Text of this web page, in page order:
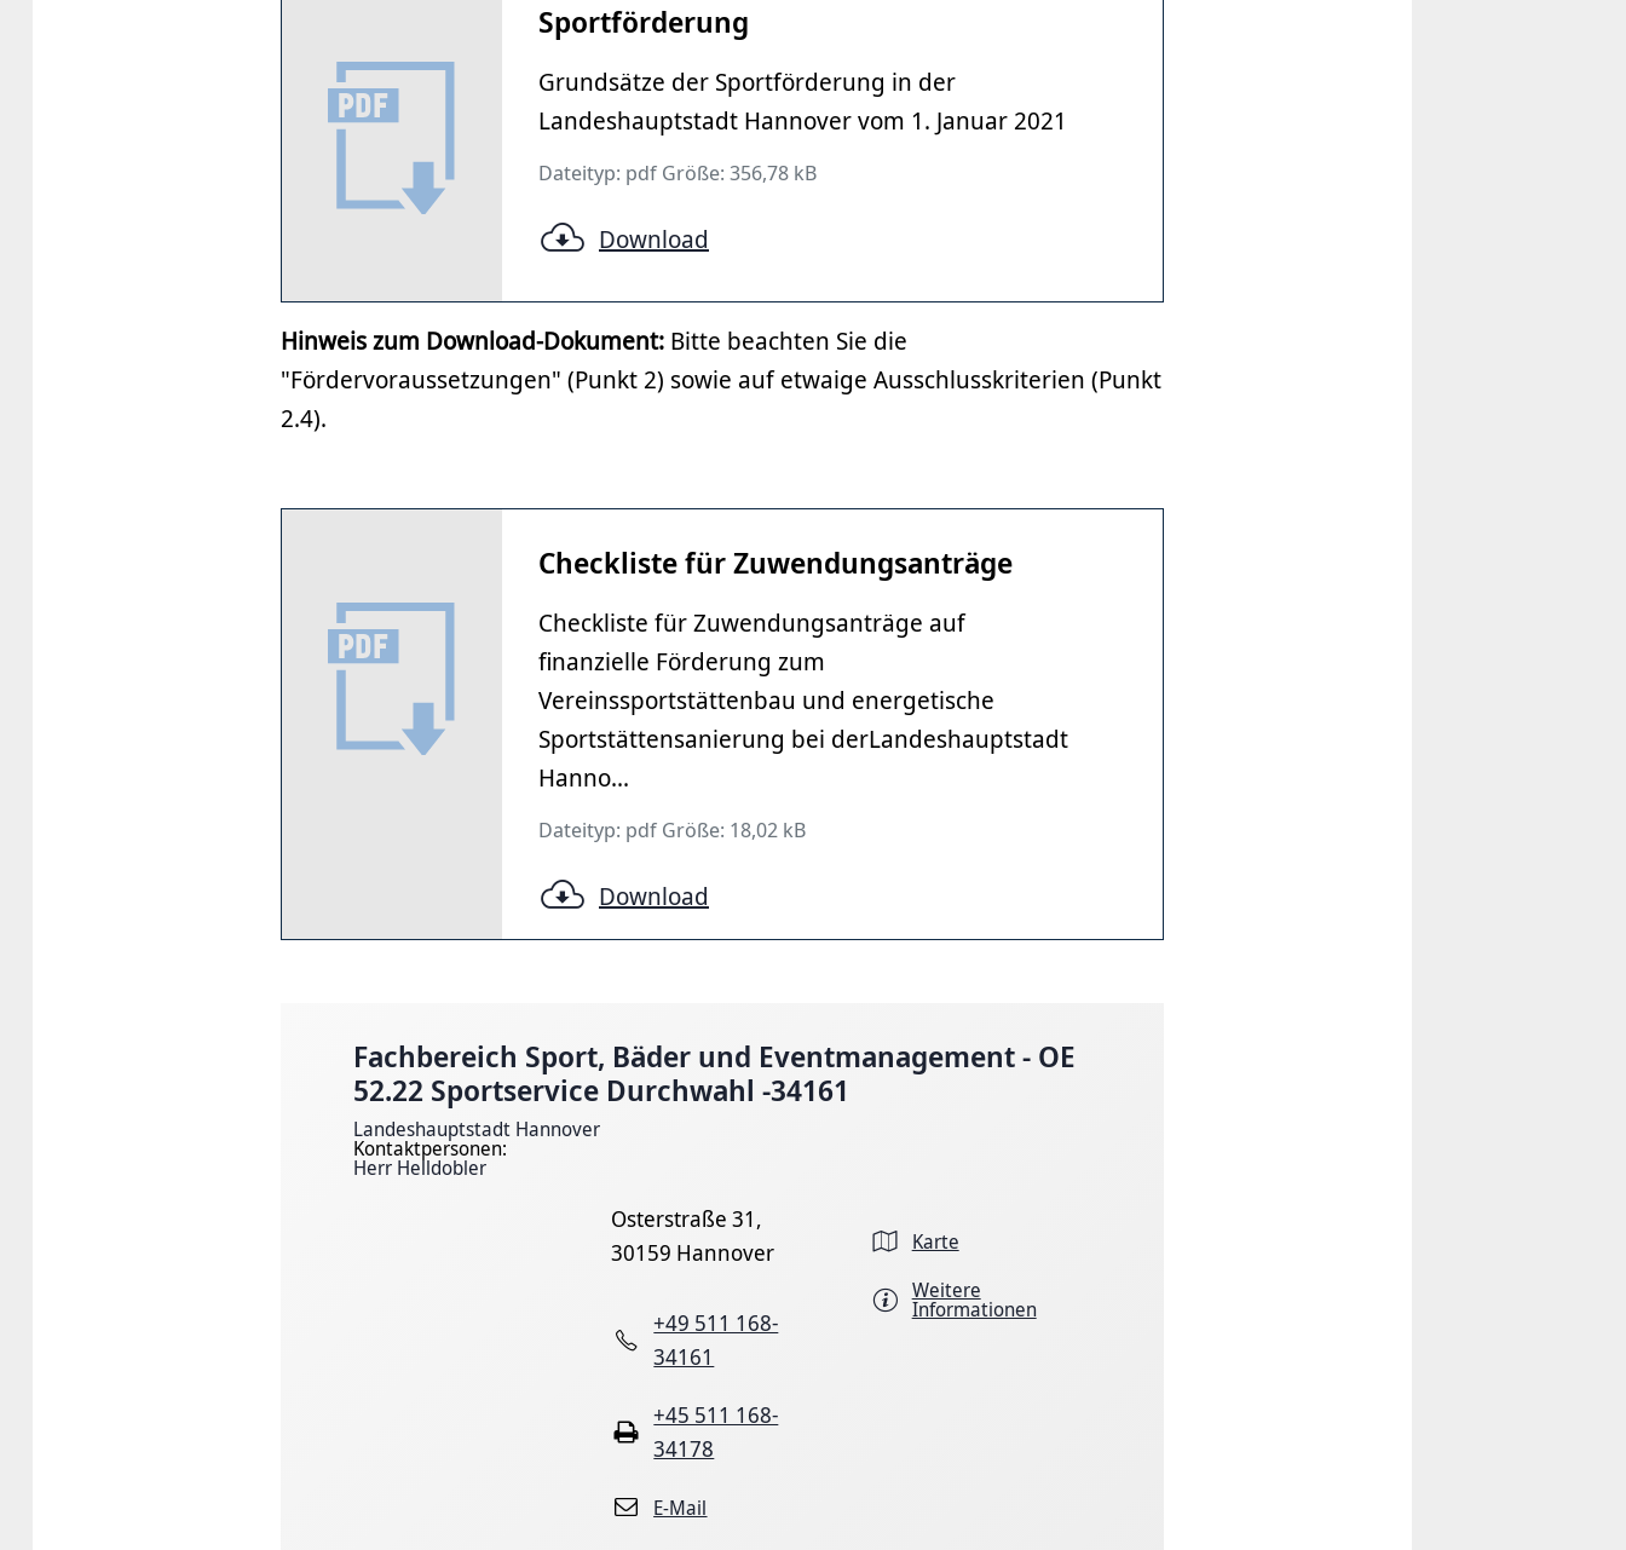
Sportförderung
Grundsätze der Sportförderung in der
Landeshauptstadt Hannover vom 1. Januar 2021
Dateityp: pdf Größe: 356,78 kB
Download
Hinweis zum Download-Dokument: Bitte beachten Sie die
"Fördervoraussetzungen" (Punkt 2) sowie auf etwaige Ausschlusskriterien (Punkt
2.4).
Checkliste für Zuwendungsanträge
Checkliste für Zuwendungsanträge auf
finanzielle Förderung zum
Vereinssportstättenbau und energetische
Sportstättensanierung bei derLandeshauptstadt
Hanno...
Dateityp: pdf Größe: 18,02 kB
Download
Fachbereich Sport, Bäder und Eventmanagement - OE
52.22 Sportservice Durchwahl -34161
Landeshauptstadt Hannover
Kontaktpersonen:
Herr Helldobler
Osterstraße 31,
30159 Hannover
+49 511 168-
34161
+45 511 168-
34178
E-Mail
Karte
Weitere
Informationen